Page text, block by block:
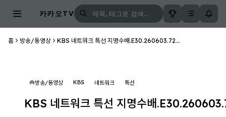
카카오TV
홈 방송/동영상 KBS 네트워크 특선 지명수배.E30.260603.72...
방송/동영상 KBS 네트워크 특선
KBS 네트워크 특선 지명수배